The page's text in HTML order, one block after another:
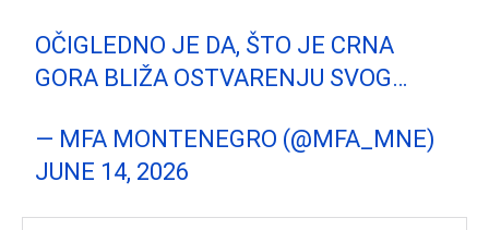
OČIGLEDNO JE DA, ŠTO JE CRNA
GORA BLIŽA OSTVARENJU SVOG…
— MFA MONTENEGRO (@MFA_MNE)
JUNE 14, 2026